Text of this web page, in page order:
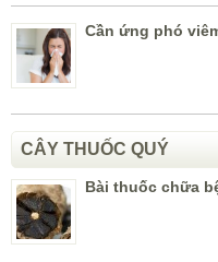
Cần ứng phó
CÂY THUỐC QUÝ
Bài thuốc chữa